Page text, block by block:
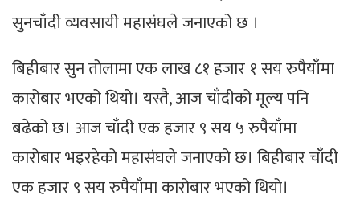
सुनचाँदी व्यवसायी महासंघले जनाएको छ ।
बिहीबार सुन तोलामा एक लाख ८१ हजार १ सय रुपैयाँमा
कारोबार भएको थियो। यस्तै, आज चाँदीको मूल्य पनि
बढेको छ। आज चाँदी एक हजार ९ सय ५ रुपैयाँमा
कारोबार भइरहेको महासंघले जनाएको छ। बिहीबार चाँदी
एक हजार ९ सय रुपैयाँमा कारोबार भएको थियो।